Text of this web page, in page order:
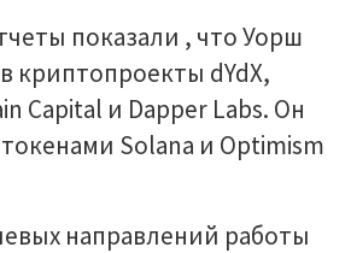
показали , что Уорш
криптопроекты dYdX,
Capital и Dapper Labs. Он
Solana и Optimism
направлений работы